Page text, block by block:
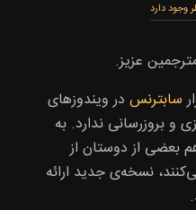
عزیز.
سابترنس در ویندوزهای
فعالسازی و بروزرسانی ندارد. به
بعضی از دوستان از
۸ استفاده می‌کنند، نسخه‌ی جدید ارائه